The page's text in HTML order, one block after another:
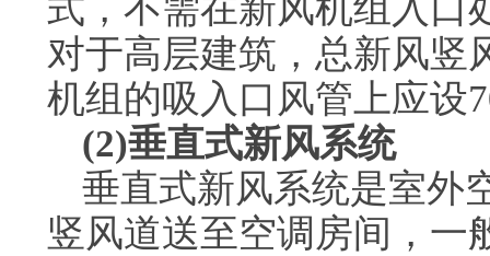
式，不需在新风机组入口
对于高层建筑，总新风竖
机组的吸入口风管上应设
(2)垂直式新风系统
垂直式新风系统是室外
竖风道送至空调房间，一